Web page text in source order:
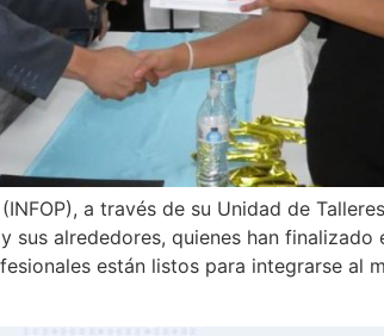
a través de su Unidad de
alrededores, quienes han finalizado
están listos para integrarse al